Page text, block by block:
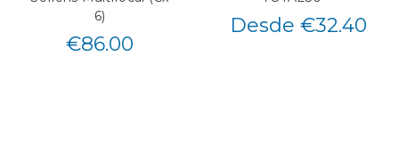
6)
€86.00
Desde €32.40